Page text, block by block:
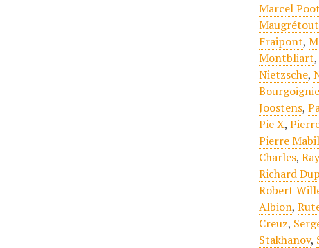
Marcel
Maugrétout
Fraipont,
Montbliart
Nietzsche,
Joostens,
Pie X,
Pierre
Charles,
Richard
Robert
Albion,
Creuz,
Stakhanov,